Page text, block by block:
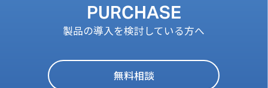
PURCHASE
製品の導入を検討している方へ
無料相談